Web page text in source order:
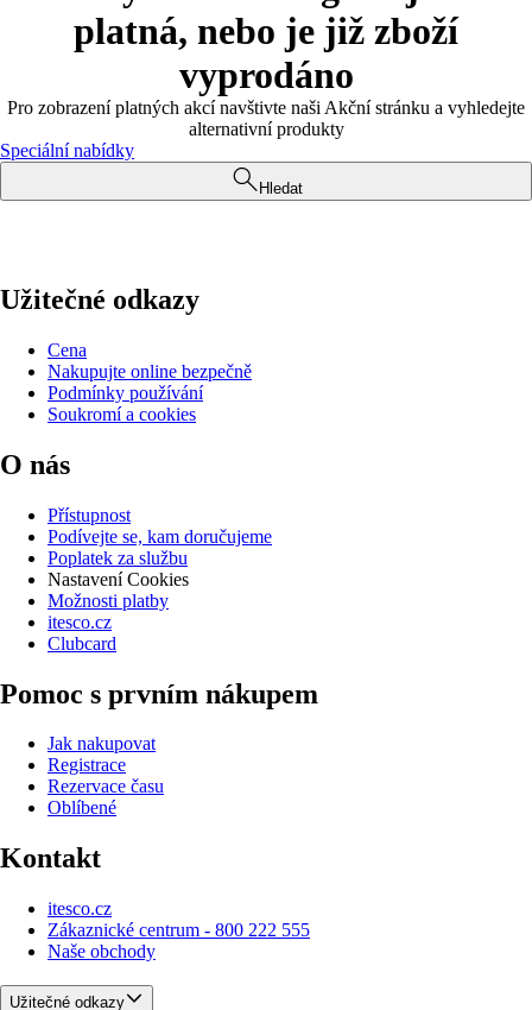
platná, nebo je již zboží
vyprodáno
Pro zobrazení platných akcí navštivte naši Akční stránku a vyhledejte
alternativní produkty
Speciální nabídky
Hledat
Užitečné odkazy
Cena
Nakupujte online bezpečně
Podmínky používání
Soukromí a cookies
O nás
Přístupnost
Podívejte se, kam doručujeme
Poplatek za službu
Nastavení Cookies
Možnosti platby
itesco.cz
Clubcard
Pomoc s prvním nákupem
Jak nakupovat
Registrace
Rezervace času
Oblíbené
Kontakt
itesco.cz
Zákaznické centrum - 800 222 555
Naše obchody
Užitečné odkazy